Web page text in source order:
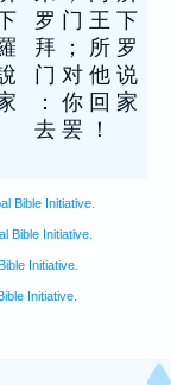
罗 门 王 下
拜 ； 所 罗
门 对 他 说
： 你 回 家
去 罢 ！
Bible Initiative.
Bible Initiative.
Initiative.
Initiative.